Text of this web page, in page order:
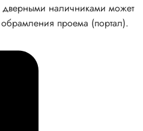
наличниками может
проема (портал).